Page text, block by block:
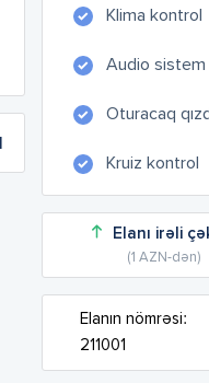
Klima kontrol
Audio sistem
Oturacaq
Kruiz kontrol
Elanı irəli
(1 AZN-dən)
Elanın nömrəsi:
211001